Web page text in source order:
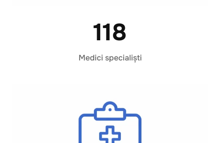
118
Medici specialiști